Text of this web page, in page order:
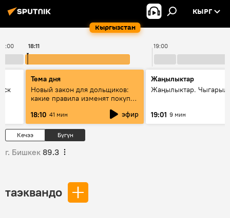
Кыргызстан
КЫРГ
18:00 19:00
18:11
Тема дня
Новый закон для дольщиков:
какие правила изменят покупку
18:10 41 мин эфир
Жаңылыктар
Жаңылыктар.
19:01 9 мин
Кечээ Бүгүн
г. Бишкек 89.3
таэквандо